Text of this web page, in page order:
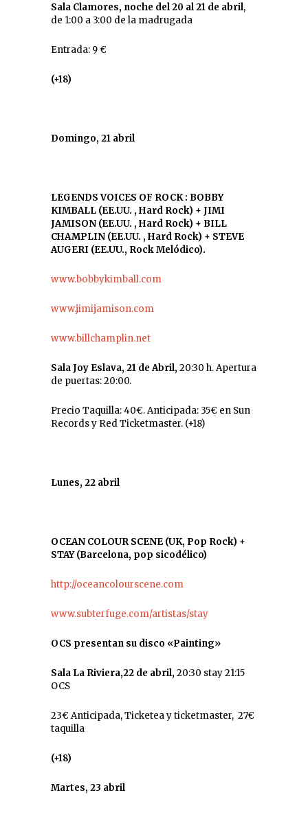
Sala Clamores, noche del 20 al 21 de abril,
de 1:00 a 3:00 de la madrugada
Entrada: 9 €
(+18)
Domingo, 21 abril
LEGENDS VOICES OF ROCK : BOBBY
KIMBALL (EE.UU. , Hard Rock) + JIMI
JAMISON (EE.UU. , Hard Rock) + BILL
CHAMPLIN (EE.UU. , Hard Rock) + STEVE
AUGERI (EE.UU., Rock Melódico).
www.bobbykimball.com
www.jimijamison.com
www.billchamplin.net
Sala Joy Eslava, 21 de Abril, 20:30 h. Apertura
de puertas: 20:00.
Precio Taquilla: 40€. Anticipada: 35€ en Sun
Records y Red Ticketmaster. (+18)
Lunes, 22 abril
OCEAN COLOUR SCENE (UK, Pop Rock) +
STAY (Barcelona, pop sicodélico)
http://oceancolourscene.com
www.subterfuge.com/artistas/stay
OCS presentan su disco «Painting»
Sala La Riviera,22 de abril, 20:30 stay 21:15
OCS
23€ Anticipada, Ticketea y ticketmaster, 27€
taquilla
(+18)
Martes, 23 abril